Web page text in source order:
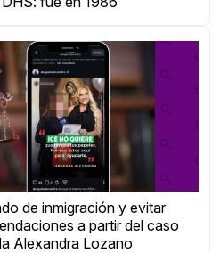
de inmigración y evitar
a partir del caso
Alexandra Lozano